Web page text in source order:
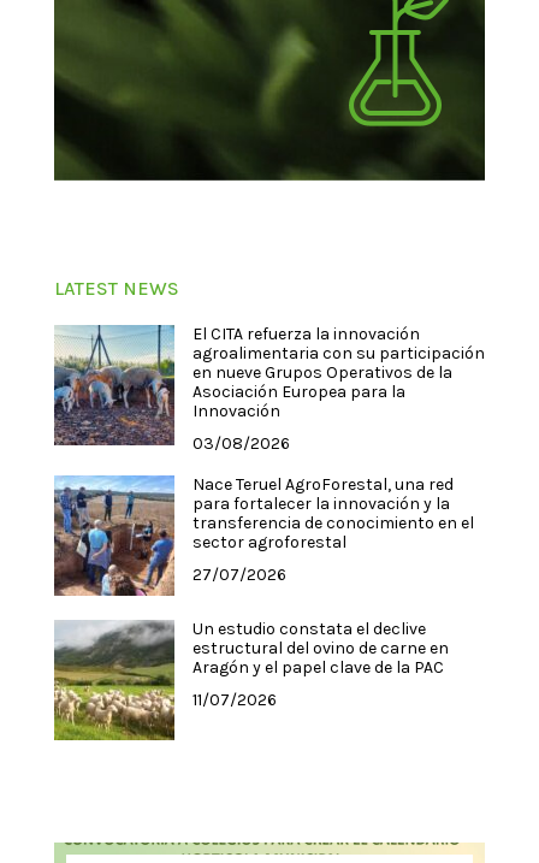
LATEST NEWS
El CITA refuerza la innovación
agroalimentaria con su participación
en nueve Grupos Operativos de la
Asociación Europea para la
Innovación
03/08/2026
Nace Teruel AgroForestal, una red
para fortalecer la innovación y la
transferencia de conocimiento en el
sector agroforestal
27/07/2026
Un estudio constata el declive
estructural del ovino de carne en
Aragón y el papel clave de la PAC
11/07/2026